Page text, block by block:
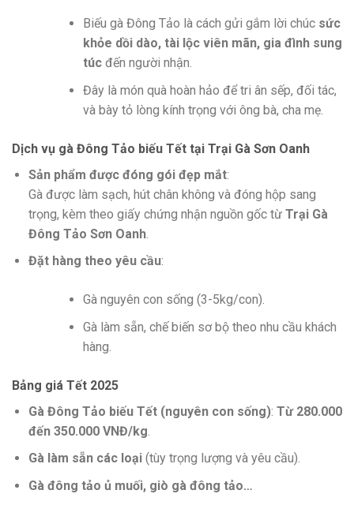
Biếu gà Đông Tảo là cách gửi gắm lời chúc sức
khỏe dồi dào, tài lộc viên mãn, gia đình sung
túcđến người nhận.
Đây là món quà hoàn hảo để tri ân sếp, đối tác,
và bày tỏ lòng kính trọng với ông bà, cha mẹ.
Dịch vụ gà Đông Tảo biếu Tết tại Trại Gà Sơn Oanh
Sản phẩm được đóng gói đẹp mắt:
Gà được làm sạch, hút chân không và đóng hộp sang
trọng, kèm theo giấy chứng nhận nguồn gốc từ Trại Gà
Đông Tảo Sơn Oanh.
Đặt hàng theo yêu cầu:
Gà nguyên con sống (3-5kg/con).
Gà làm sẵn, chế biến sơ bộ theo nhu cầu khách
hàng.
Bảng giá Tết 2025
Gà Đông Tảo biếu Tết (nguyên con sống): Từ 280.000
đến 350.000 VNĐ/kg
Gà làm sẵn các loại(tùy trọng lượng và yêu cầu).
Gà đông tảo ủ muối, giò gà đông tảo…